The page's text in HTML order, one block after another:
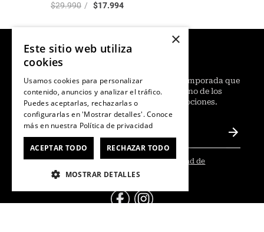
$29.990 $17.994
¿Quieres adelantarte a lo último para la temporada que
ya viene? Regístrate, suscríbete y sé uno de los
primeros en conocer nuestras promociones.
He leído y acepto lasPolíticas de Privacidad de
Marketing
×
Este sitio web utiliza
cookies
Usamos cookies para personalizar
contenido, anuncios y analizar el tráfico.
Puedes aceptarlas, rechazarlas o
configurarlas en 'Mostrar detalles'. Conoce
más en nuestra Política de privacidad
ACEPTAR TODO RECHAZAR TODO
MOSTRAR DETALLES